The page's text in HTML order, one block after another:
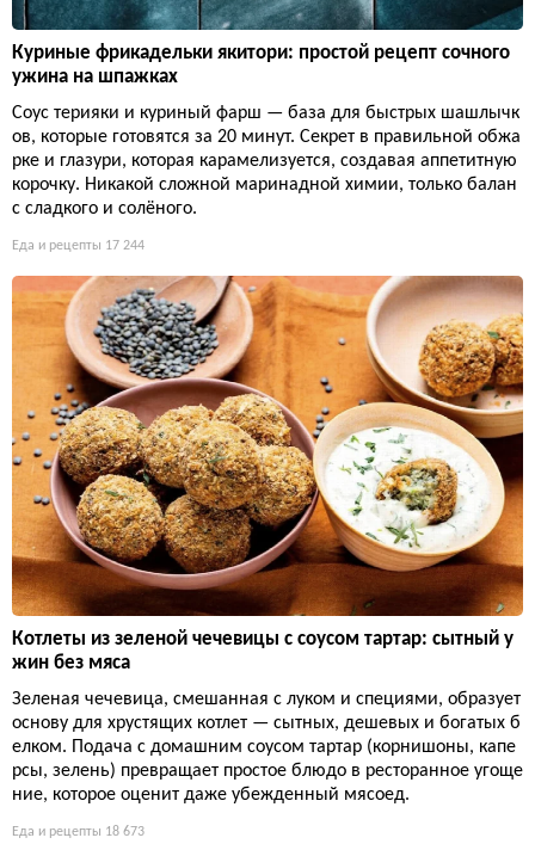
Куриные фрикадельки якитори: простой рецепт сочного
ужина на шпажках
Соус терияки и куриный фарш — база для быстрых шашлычк
ов, которые готовятся за 20 минут. Секрет в правильной обжа
рке и глазури, которая карамелизуется, создавая аппетитную
корочку. Никакой сложной маринадной химии, только балан
с сладкого и солёного.
Еда и рецепты 17 244
Котлеты из зеленой чечевицы с соусом тартар: сытный у
жин без мяса
Зеленая чечевица, смешанная с луком и специями, образует
основу для хрустящих котлет — сытных, дешевых и богатых б
елком. Подача с домашним соусом тартар (корнишоны, капе
рсы, зелень) превращает простое блюдо в ресторанное угоще
ние, которое оценит даже убежденный мясоед.
Еда и рецепты 18 673